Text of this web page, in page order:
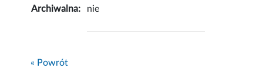
Archiwalna: nie
« Powrót